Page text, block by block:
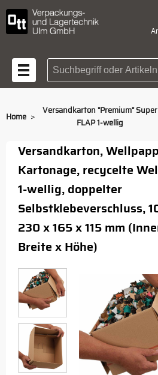
Home >
Versandkarton "Premium" Super
FLAP 1-wellig
Versandkarton,
Kartonage, recycelte
1-wellig, doppelter
Selbstklebeverschluss,
230 x 165 x 115 mm
Breite x Höhe)